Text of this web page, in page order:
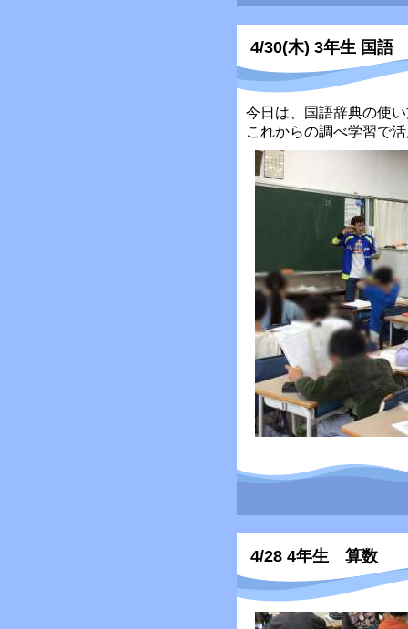
4/30(木) 3年生 国語
今日は、国語辞典の使
これからの調べ学習で
4/28 4年生 算数